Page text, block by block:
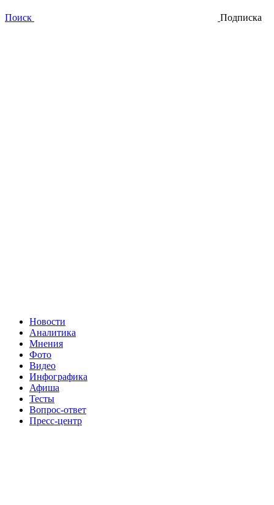
Поиск Подписка
Новости
Аналитика
Мнения
Фото
Видео
Инфографика
Афиша
Тесты
Вопрос-ответ
Пресс-центр